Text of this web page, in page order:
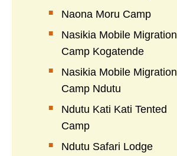
Naona Moru Camp
Nasikia Mobile Migration
Camp Kogatende
Nasikia Mobile Migration
Camp Ndutu
Ndutu Kati Kati Tented
Camp
Ndutu Safari Lodge